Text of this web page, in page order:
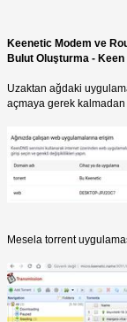
Keenetic Modem ve
Bulut Oluşturma - Keen
Uzaktan ağdaki
açmaya gerek
Mesela torrent